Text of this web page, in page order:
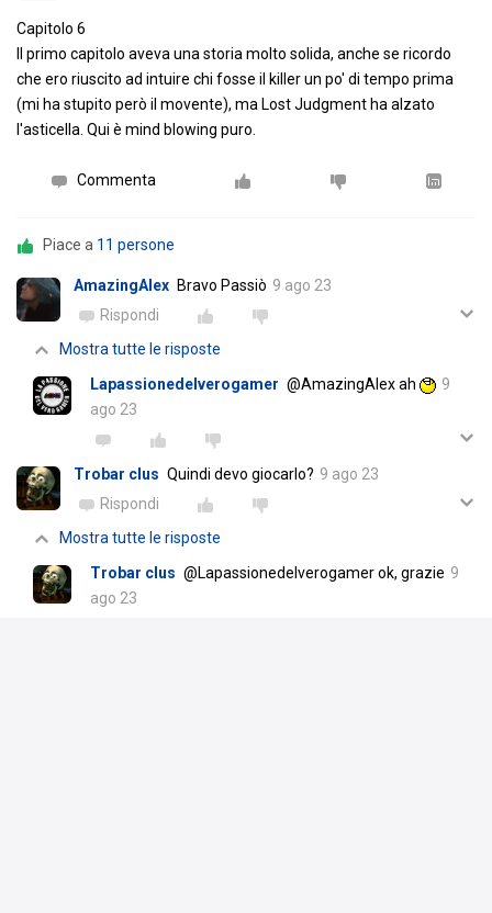
Capitolo 6
Il primo capitolo aveva una storia molto solida, anche se ricordo
che ero riuscito ad intuire chi fosse il killer un po' di tempo prima
(mi ha stupito però il movente), ma Lost Judgment ha alzato
l'asticella. Qui è mind blowing puro.
Commenta
Piace a 11 persone
AmazingAlex Bravo Passiò 9 ago 23
Rispondi
Mostra tutte le risposte
Lapassionedelverogamer @AmazingAlex ah
9
ago 23
Trobar clus Quindi devo giocarlo? 9 ago 23
Rispondi
Mostra tutte le risposte
Trobar clus @Lapassionedelverogamer ok, grazie 9
ago 23